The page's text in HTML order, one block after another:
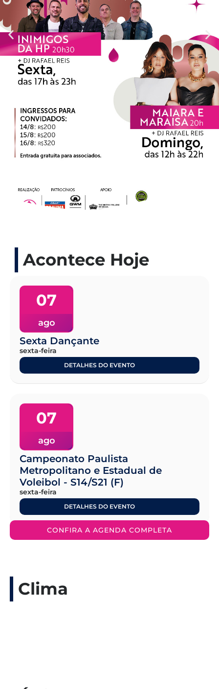
Acontece Hoje
07
ago
Sexta Dançante
sexta-feira
DETALHES DO EVENTO
07
ago
Campeonato Paulista
Metropolitano e Estadual de
Voleibol - S14/S21 (F)
sexta-feira
DETALHES DO EVENTO
CONFIRA A AGENDA COMPLETA
Clima